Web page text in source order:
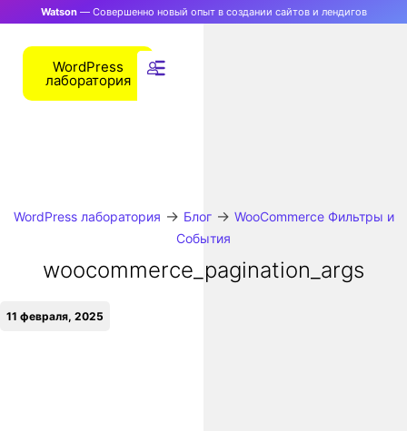
Watson— Совершенно новый опыт в создании сайтов и лендигов
WordPress
лаборатория
WordPress лаборатория → Блог→ WooCommerce Фильтры и
События
woocommerce_pagination_args
11 февраля, 2025